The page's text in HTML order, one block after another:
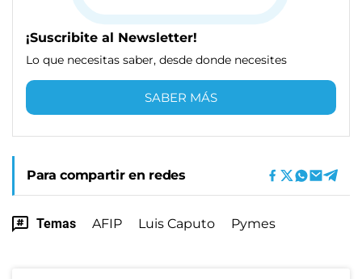
¡Suscribite al Newsletter!
Lo que necesitas saber, desde donde necesites
SABER MÁS
Para compartir en redes
Temas AFIP Luis Caputo Pymes